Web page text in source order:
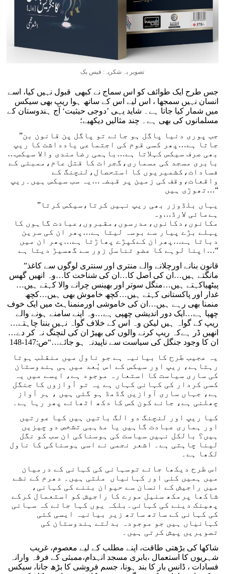
تصویر بہ شکریہ: فیس بک
جس طرح ایک طوائف کو اس سماج نے کبھی قبول نہیں کیا، اسے
انسان نہیں سمجھا ، اس لیے اس کے ساتھ ہوا ریپ بھی سیکس
میں شمار کیا جاتا ہے۔ شاید یہی ’دوجی حیثیت‘ آج ہندوستان کے
مسلمانوں کی بھی ہے۔ چند مثالیں دیکھیے؛
”جب پوری دنیا پاگل ہو جائے تو پاگل پن قانون بن
جاتا ہے…پھر کسی قوم کی اجتماعی یادداشت کا ریپ
بھی صرف سیکس کہلاتا ہے…باہمی رضامندی والا سیکس…
بابری مسجد کی مسماری،گجرات کا قتل عام،ممبئی کے
فسادات،کشمیریوں کا استحصال،لنچنگ کے
واقعات،وقف کی زمین پر قبضہ…یہ سب سیکس ہیں۔ریپ
تھوڑی ہیں…“
”یہاں بلڈوزر بھی ریپ نہیں کرتا،سیکس کرتا
ہےمائی لارڈ…وہ
مکانوں،دکانوں،مدرسوں،مقبروں،عبادت گاہوں کا
پہلے بڑے پیار سے بوسہ لیتا ہے…پھر ان کی سرین
دباتا ہے…پھران کےکپڑے پھاڑتا ہے…پھر ان میں
اپنا لوہے کا عضو تناسل زور سے گھسیڑ دیتا ہے…“
”قانون بنانے اورچلانے والے منتری اور سنتری لوگوں سے کاغذ
مانگتے ہیں…ان کی اصل کا…ان کی شناخت کا…وہ انھیں گھس
پیٹھیاکہتے ہیں…منگل سوتر اور بھینس چرانے والا کہتے ہیں…
غدار اور پاکستانی کہتے ہیں…کچھ خاموش بھی ہیں…کچھ
منمنا بھی رہے ہیں…ان کی خاموشی اورمنمناہٹ میں ایک خوف
چھپا ہے…ایک دور اندیشی چھپی ہے…وہ اپنے سامنے ہونے والے
ریپ کے گواہ ہیں لیکن وہ اس کے خلاف گواہ نہیں بننا چاہتے…
انھیں ڈر ہےکہ ریپ کرنے والوں کی بھیڑ ان کی لنچنگ نہ کر دے…
ان کا وجود جنگل کی سیاست سے ناپیدنہ ہو جائے…“ص:147-148
یہ عجیب طرح کا بیانیہ ہے جو ناول میں منقلب ہوتا
رہتاہے، ریپ اور سیکس کے اس بُعد میں ہی ہندوستان
کی ساری سیاست کا استعارہ موجود ہے، ایسے میں یہ
کسی کردار کی کہانی کہاں ہے یہ تو آوازوں کا جنگل
ہے، جہاں ساری آوازیں گڈمڈ ہو گئی ہیں ، ہر آواز
چھلنی ہے، جانے کون کس کا دکھ اٹھائے پھر رہا ہے۔
کیا ریپ اور لنچنگ دو الگ باتیں ہیں کیا عورتیں
اور ہماری عبادت گاہیں یا مذہبی تشخص دو چیزیں
ہیں؟ بالکل نہیں سیاست کی ہوسناکی ان سب کو نگل
لینا چاہتی ہے۔ اشعر نجمی نے اسی ہوسناکی کا ناول
لکھا ہے۔
اس طرح دیکھا جائے توسہانی کی کہانی کے درمیان
میں ہمیں کئی اور کہانیاں ملتی ہیں۔ دھرم کے نشے
میں راجیش کے انسان سے حیوان بننے کی کہانی،
شاکھا پرمکھ سنیل مورے کا راجیش کو استعمال کرکے
پھینک دینے کی کہانی۔بلکہ یوں کہا جائے کہ سہانی
کی کہانی کے ساتھ ساتھ زیر بیانیہ ایسی کئی
کہانیاں ہیں جو موجودہ بدلتے ہندوستان کی
تصویریں پیش کرتی ہیں۔
شاکھا کی بڑھتی طاقت، اپنے مطلب کے لیے معصوم، غریب
شہریوں کا استعمال ،بابری مسجد انہدام،ممبئی کے فرقہ وارانہ
فسادات ، ڈانس بار کا بند ہونا، جسم فروشی کا بڑھ جانا، سیکس